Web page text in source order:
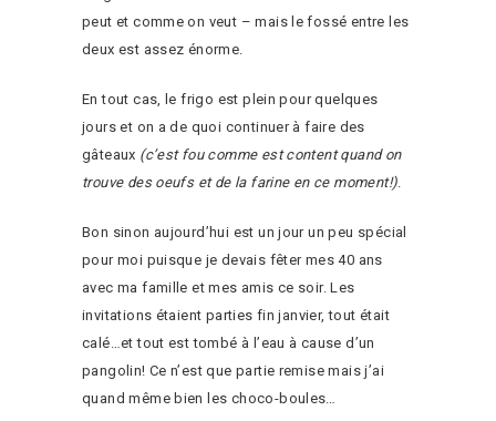
peut et comme on veut – mais le fossé entre les
deux est assez énorme.
En tout cas, le frigo est plein pour quelques
jours et on a de quoi continuer à faire des
gâteaux (c’est fou comme est content quand on
trouve des oeufs et de la farine en ce moment!).
Bon sinon aujourd’hui est un jour un peu spécial
pour moi puisque je devais fêter mes 40 ans
avec ma famille et mes amis ce soir. Les
invitations étaient parties fin janvier, tout était
calé…et tout est tombé à l’eau à cause d’un
pangolin! Ce n’est que partie remise mais j’ai
quand même bien les choco-boules…